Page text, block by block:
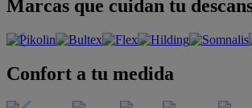
Marcas que cuidan tu
Confort a tu medida